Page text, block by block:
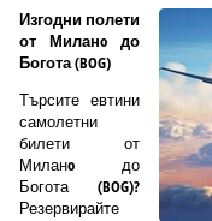
Изгодни полети
от Миланo до
Богота (BOG)
Търсите евтини
самолетни
билети от
Миланo до
Богота (BOG)?
Резервирайте